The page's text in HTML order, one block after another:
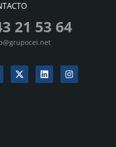
21 53 64